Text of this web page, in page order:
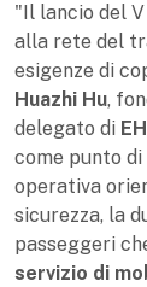
"Il lancio del
alla rete del
esigenze di
Huazhi Hu,
delegato di
come punto
operativa
sicurezza, la
passeggeri
servizio di